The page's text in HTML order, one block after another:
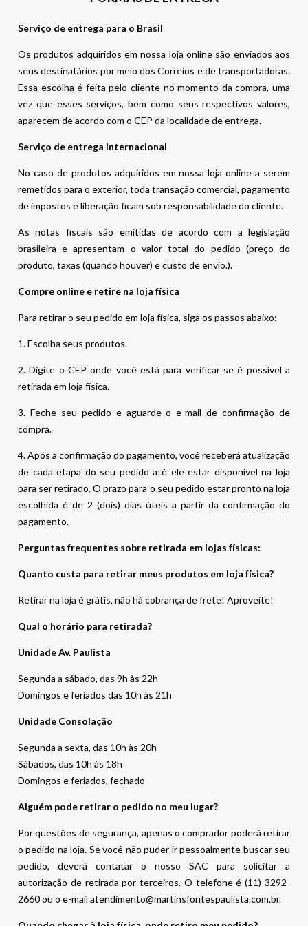
Serviço de entrega para o Brasil
Os produtos adquiridos em nossa loja online são enviados aos
seus destinatários por meio dos Correios e de transportadoras.
Essa escolha é feita pelo cliente no momento da compra, uma
vez que esses serviços, bem como seus respectivos valores,
aparecem de acordo com o CEP da localidade de entrega.
Serviço de entrega internacional
No caso de produtos adquiridos em nossa loja online a serem
remetidos para o exterior, toda transação comercial, pagamento
de impostos e liberação ficam sob responsabilidade do cliente.
As notas fiscais são emitidas de acordo com a legislação
brasileira e apresentam o valor total do pedido (preço do
produto, taxas (quando houver) e custo de envio.).
Compre online e retire na loja física
Para retirar o seu pedido em loja física, siga os passos abaixo:
1. Escolha seus produtos.
2. Digite o CEP onde você está para verificar se é possível a
retirada em loja física.
3. Feche seu pedido e aguarde o e-mail de confirmação de
compra.
4. Após a confirmação do pagamento, você receberá atualização
de cada etapa do seu pedido até ele estar disponível na loja
para ser retirado. O prazo para o seu pedido estar pronto na loja
escolhida é de 2 (dois) dias úteis a partir da confirmação do
pagamento.
Perguntas frequentes sobre retirada em lojas físicas:
Quanto custa para retirar meus produtos em loja física?
Retirar na loja é grátis, não há cobrança de frete! Aproveite!
Qual o horário para retirada?
Unidade Av. Paulista
Segunda a sábado, das 9h às 22h
Domingos e feriados das 10h às 21h
Unidade Consolação
Segunda a sexta, das 10h às 20h
Sábados, das 10h às 18h
Domingos e feriados, fechado
Alguém pode retirar o pedido no meu lugar?
Por questões de segurança, apenas o comprador poderá retirar
o pedido na loja. Se você não puder ir pessoalmente buscar seu
pedido, deverá contatar o nosso SAC para solicitar a
autorização de retirada por terceiros. O telefone é (11) 3292-
2660 ou o e-mail atendimento@martinsfontespaulista.com.br.